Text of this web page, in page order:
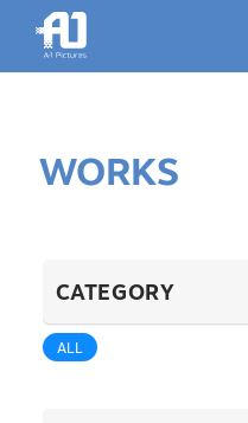
WORKS
CATEGORY
ALL